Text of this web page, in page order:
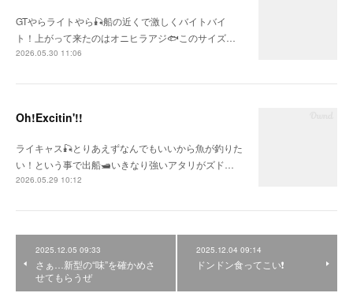
GTやらライトやら🎣船の近くで激しくバイトバイ
ト！上がって来たのはオニヒラアジ🐟このサイズ…
2026.05.30 11:06
Oh!Excitin'!!
ライキャス🎣とりあえずなんでもいいから魚が釣りた
い！という事で出船🛥いきなり強いアタリがズド…
2026.05.29 10:12
2025.12.05 09:33
さぁ…新型の“味”を確かめさ
せてもらうぜ
2025.12.04 09:14
ドンドン食ってこい❗